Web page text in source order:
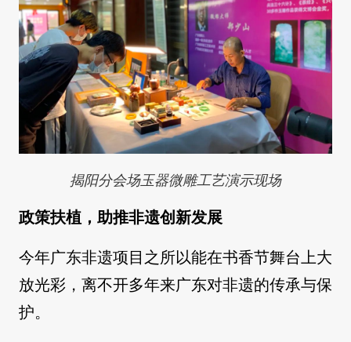
揭阳分会场玉器微雕工艺演示现场
政策扶植，助推非遗创新发展
今年广东非遗项目之所以能在书香节舞台上大
放光彩，离不开多年来广东对非遗的传承与保
护。